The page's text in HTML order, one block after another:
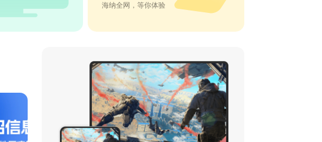
海纳全网，等你体验